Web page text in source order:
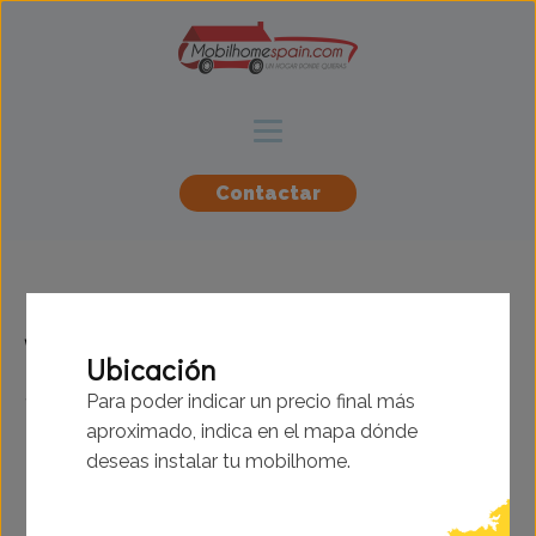
Contactar
Willerby - Rio -
10.67x3.66m - 2
habitaciones - SC9236
Ubicación
Para poder indicar un precio final más
aproximado, indica en el mapa dónde
deseas instalar tu mobilhome.